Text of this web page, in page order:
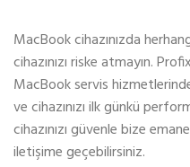
MacBook cihazınızda
cihazınızı riske atmayın.
MacBook servis
ve cihazınızı ilk günkü
cihazınızı güvenle bize
iletişime geçebilirsiniz.